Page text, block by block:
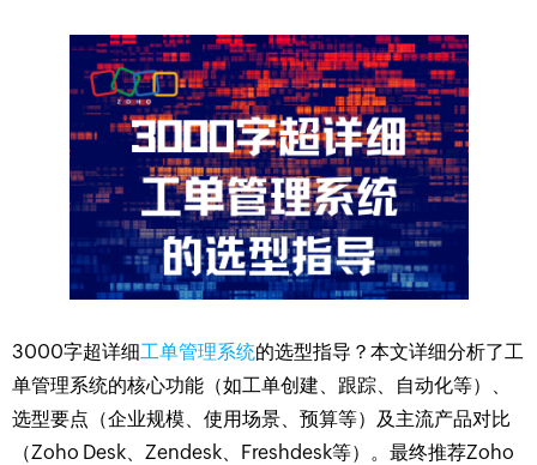
3000字超详细工单管理系统的选型指导？本文详细分析了工
单管理系统的核心功能（如工单创建、跟踪、自动化等）、
选型要点（企业规模、使用场景、预算等）及主流产品对比
（Zoho Desk、Zendesk、Freshdesk等）。最终推荐Zoho